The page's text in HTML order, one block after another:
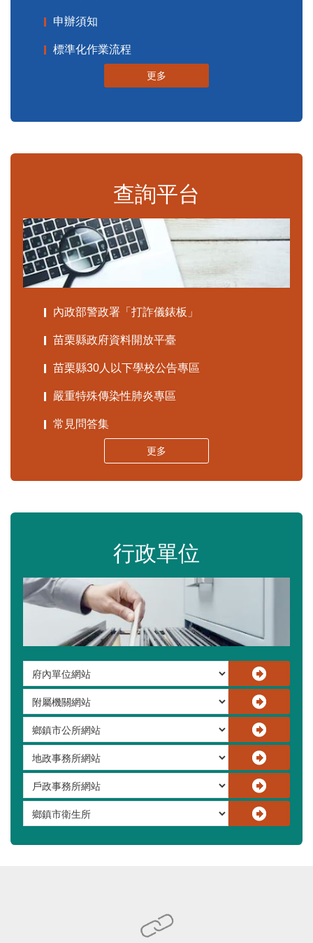
申辦須知
標準化作業流程
更多
查詢平台
內政部警政署「打詐儀錶板」
苗栗縣政府資料開放平臺
苗栗縣30人以下學校公告專區
嚴重特殊傳染性肺炎專區
常見問答集
更多
行政單位